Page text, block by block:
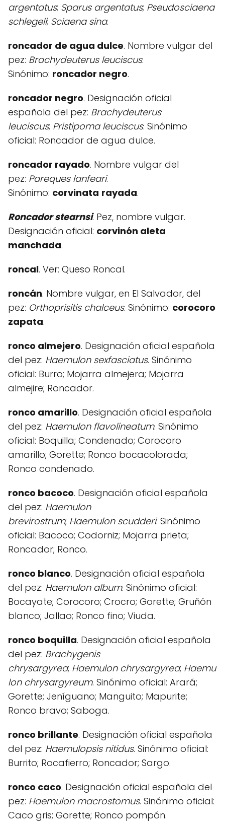
argentatus; Sparus argentatus; Pseudosciaena
schlegeli; Sciaena sina.
roncador de agua dulce. Nombre vulgar del
pez: Brachydeuterus leuciscus.
Sinónimo: roncador negro.
roncador negro. Designación oficial
española del pez: Brachydeuterus
leuciscus; Pristipoma leuciscus. Sinónimo
oficial: Roncador de agua dulce.
roncador rayado. Nombre vulgar del
pez: Pareques lanfeari.
Sinónimo: corvinata rayada.
Roncador stearnsi. Pez, nombre vulgar.
Designación oficial: corvinón aleta
manchada.
roncal. Ver: Queso Roncal.
roncán. Nombre vulgar, en El Salvador, del
pez: Orthoprisitis chalceus. Sinónimo: corocoro
zapata.
ronco almejero. Designación oficial española
del pez: Haemulon sexfasciatus. Sinónimo
oficial: Burro; Mojarra almejera; Mojarra
almejire; Roncador.
ronco amarillo. Designación oficial española
del pez: Haemulon flavolineatum. Sinónimo
oficial: Boquilla; Condenado; Corocoro
amarillo; Gorette; Ronco bocacolorada;
Ronco condenado.
ronco bacoco. Designación oficial española
del pez: Haemulon
brevirostrum; Haemulon scudderi. Sinónimo
oficial: Bacoco; Codorniz; Mojarra prieta;
Roncador; Ronco.
ronco blanco. Designación oficial española
del pez: Haemulon album. Sinónimo oficial:
Bocayate; Corocoro; Crocro; Gorette; Gruñón
blanco; Jallao; Ronco fino; Viuda.
ronco boquilla. Designación oficial española
del pez: Brachygenis
chrysargyrea; Haemulon chrysargyrea; Haemu
lon chrysargyreum. Sinónimo oficial: Arará;
Gorette; Jeníguano; Manguito; Mapurite;
Ronco bravo; Saboga.
ronco brillante. Designación oficial española
del pez: Haemulopsis nitidus. Sinónimo oficial:
Burrito; Rocafierro; Roncador; Sargo.
ronco caco. Designación oficial española del
pez: Haemulon macrostomus. Sinónimo oficial:
Caco gris; Gorette; Ronco pompón.